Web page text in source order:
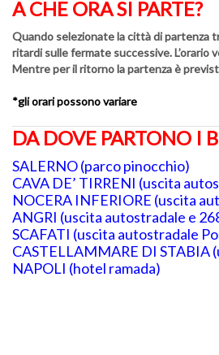
A CHE ORA SI PARTE?
Quando selezionate la città di partenza
ritardi sulle fermate successive.
Mentre per il ritorno la partenza è
*gli orari possono variare
DA DOVE PARTONO I
SALERNO (parco pinocchio)
CAVA DE’ TIRRENI (uscita
NOCERA INFERIORE (uscita
ANGRI (uscita autostradale e
SCAFATI (uscita autostradale
CASTELLAMMARE DI STABIA
NAPOLI (hotel ramada)